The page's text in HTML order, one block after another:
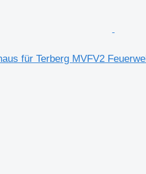
für Terberg MVFV2